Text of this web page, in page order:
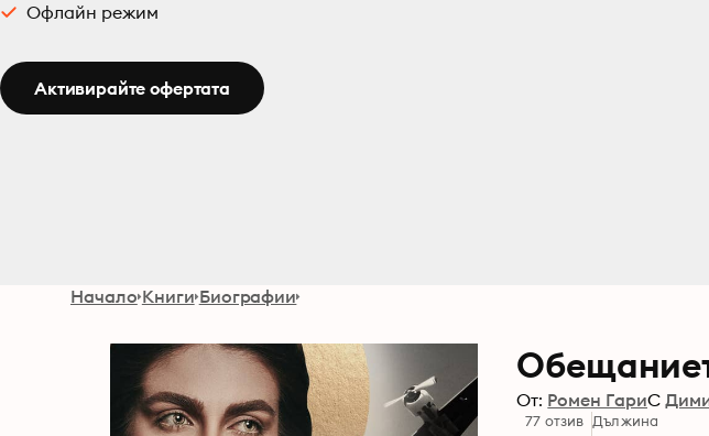
Офлайн режим
Активирайте офертата
Начало Книги Биографии
От: Ромен ГариС
77 отзив Дължина